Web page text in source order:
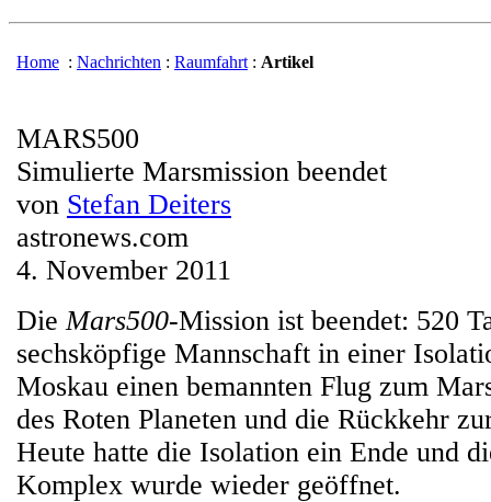
Home : Nachrichten : Raumfahrt : Artikel
MARS500
Simulierte Marsmission beendet
von Stefan Deiters
astronews.com
4. November 2011
DieMars500-Mission ist beendet: 520
sechsköpfige Mannschaft in einer
Moskau einen bemannten Flug zum
des Roten Planeten und die Rückkehr
Heute hatte die Isolation ein Ende und
Komplex wurde wieder geöffnet.